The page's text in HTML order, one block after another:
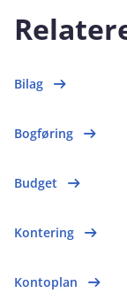
Bilag
Bogføring
Budget
Kontering
Kontoplan